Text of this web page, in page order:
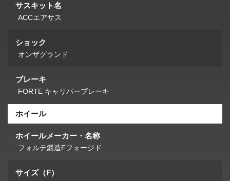
サスキット名
ACCエアサス
ショック
オンザグランド
ブレーキ
FORTE キャリパーブレーキ
ホイール
ホイールメーカー・名称
フォルテ鍛造Fフォージド
サイズ（F）